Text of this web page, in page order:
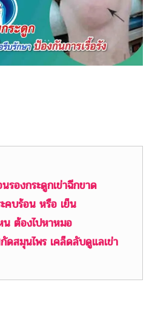
รองกระดูกเข่าฉีกขาด
คบร้อน หรือ เย็น
น ต้องไปหาหมอ
ดสมุนไพร เคล็ดลับดูแลเข่า